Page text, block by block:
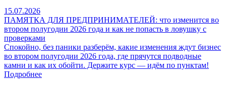
15.07.2026
ПАМЯТКА ДЛЯ ПРЕДПРИНИМАТЕЛЕЙ: что изменится во
втором полугодии 2026 года и как не попасть в ловушку с
проверками
Спокойно, без паники разберём, какие изменения ждут бизнес
во втором полугодии 2026 года, где прячутся подводные
камни и как их обойти. Держите курс — идём по пунктам!
Подробнее